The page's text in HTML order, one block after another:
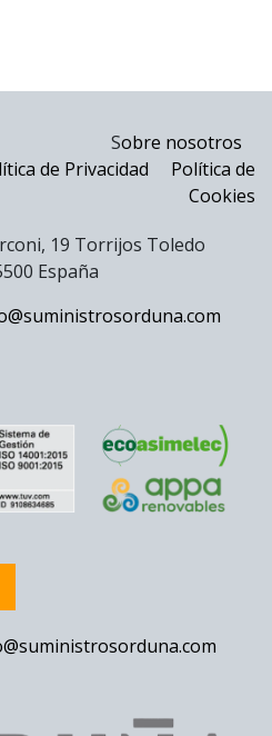
Sobre nosotros
de Privacidad
Política de
Cookies
19 Torrijos Toledo
España